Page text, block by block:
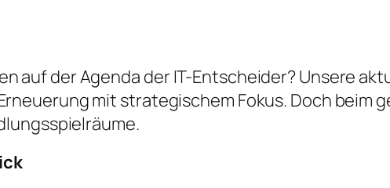
auf der Agenda der IT-Entscheider? Unsere
mit strategischem Fokus. Doch beim